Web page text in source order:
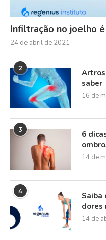
Infiltração no joelho
24 de abril de 2021
2
saber
16 de
3
6
14 de
4
Saiba
dores
14 de